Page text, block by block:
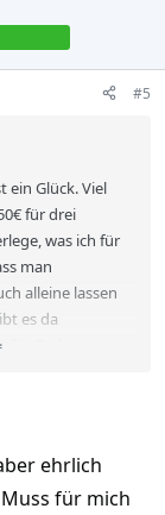
#5
ein Glück. Viel
für drei
was ich für
man
alleine lassen
es da
für Ordnung zu
in der
ehrlich
für mich